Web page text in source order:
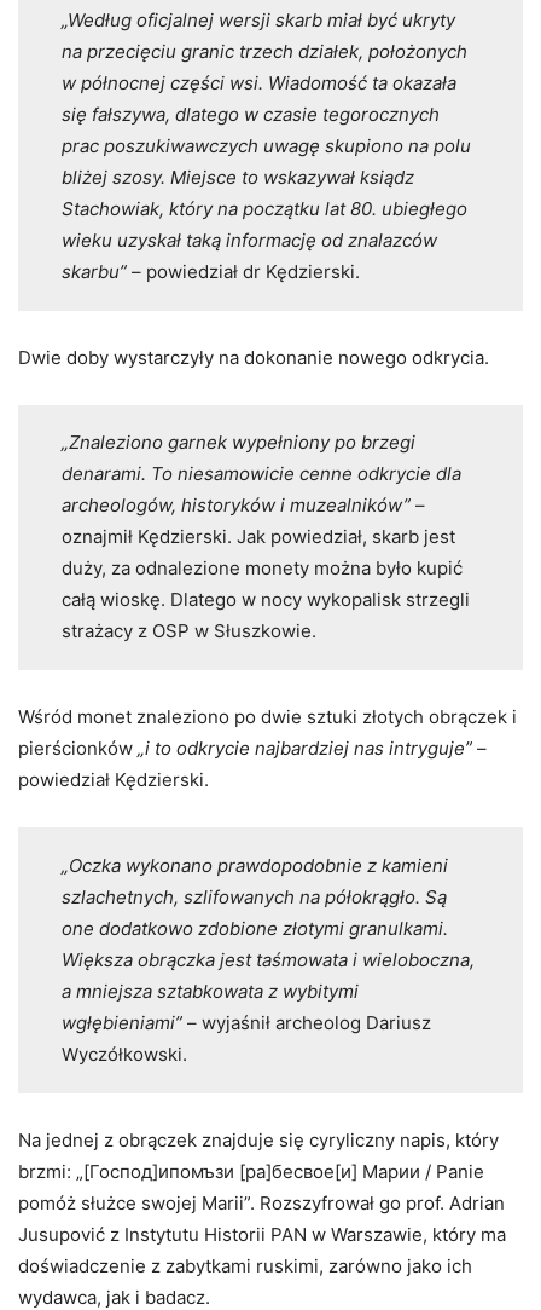
„Według oficjalnej wersji skarb miał być ukryty
na przecięciu granic trzech działek, położonych
w północnej części wsi. Wiadomość ta okazała
się fałszywa, dlatego w czasie tegorocznych
prac poszukiwawczych uwagę skupiono na polu
bliżej szosy. Miejsce to wskazywał ksiądz
Stachowiak, który na początku lat 80. ubiegłego
wieku uzyskał taką informację od znalazców
skarbu”– powiedział dr Kędzierski.
Dwie doby wystarczyły na dokonanie nowego odkrycia.
„Znaleziono garnek wypełniony po brzegi
denarami. To niesamowicie cenne odkrycie dla
archeologów, historyków i muzealników”–
oznajmił Kędzierski. Jak powiedział, skarb jest
duży, za odnalezione monety można było kupić
całą wioskę. Dlatego w nocy wykopalisk strzegli
strażacy z OSP w Słuszkowie.
Wśród monet znaleziono po dwie sztuki złotych obrączek i
pierścionków „i to odkrycie najbardziej nas intryguje” –
powiedział Kędzierski.
„Oczka wykonano prawdopodobnie z kamieni
szlachetnych, szlifowanych na półokrągło. Są
one dodatkowo zdobione złotymi granulkami.
Większa obrączka jest taśmowata i wieloboczna,
a mniejsza sztabkowata z wybitymi
wgłębieniami”– wyjaśnił archeolog Dariusz
Wyczółkowski.
Na jednej z obrączek znajduje się cyryliczny napis, który
brzmi: „[Господ]ипомъзи [ра]бесвое[и] Марии / Panie
pomóż służce swojej Marii”. Rozszyfrował go prof. Adrian
Jusupović z Instytutu Historii PAN w Warszawie, który ma
doświadczenie z zabytkami ruskimi, zarówno jako ich
wydawca, jak i badacz.